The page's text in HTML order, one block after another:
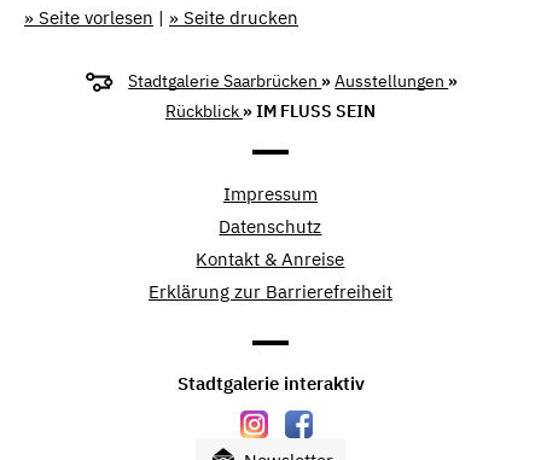
» Seite vorlesen | » Seite drucken
Stadtgalerie Saarbrücken »Ausstellungen »
Rückblick » IM FLUSS SEIN
Impressum
Datenschutz
Kontakt & Anreise
Erklärung zur Barrierefreiheit
Stadtgalerie interaktiv